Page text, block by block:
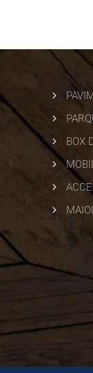
5
5
5
BOX
5
5
5